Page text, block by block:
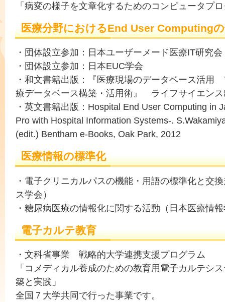
「病変の様子を文章化するためのコンピュータプ
医療分野におけるEnd User Computing
・団体設立参加：日本ユーザーメード医療IT研究会
・団体設立参加：日本EUC学会
・和文書籍出版：『医療現場のデータベース活用
療データベース構築・活用術』 ライフサイエン
・英文書籍出版：Hospital End User Computing in
Pro with Hospital Information Systems-.
(edit.) Bentham e-Books, Oak Park, 2012
医療情報の標準化
・電子クリニカルパスの機能・用語の標準化と交
ス学会）
・糖尿病医療の情報化に関する活動（日本医療情
電子カルテ教育
・文科省事業 戦略的大学連携支援プログラム
「コメディカル養成のための教育用電子カルテシ
築と実践」
全国７大学共同で行った事業です。